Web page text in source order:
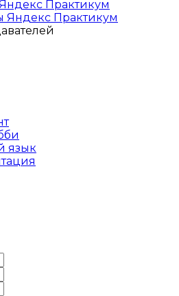
Практикум
Яндекс Практикум
язык